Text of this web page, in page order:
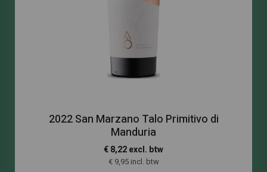
2022 San Marzano Talo Primitivo di
Manduria
€ 8,22 excl. btw
€ 9,95 incl. btw